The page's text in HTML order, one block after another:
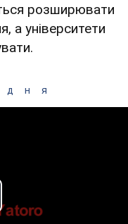
розширювати
а університети
дня
Video